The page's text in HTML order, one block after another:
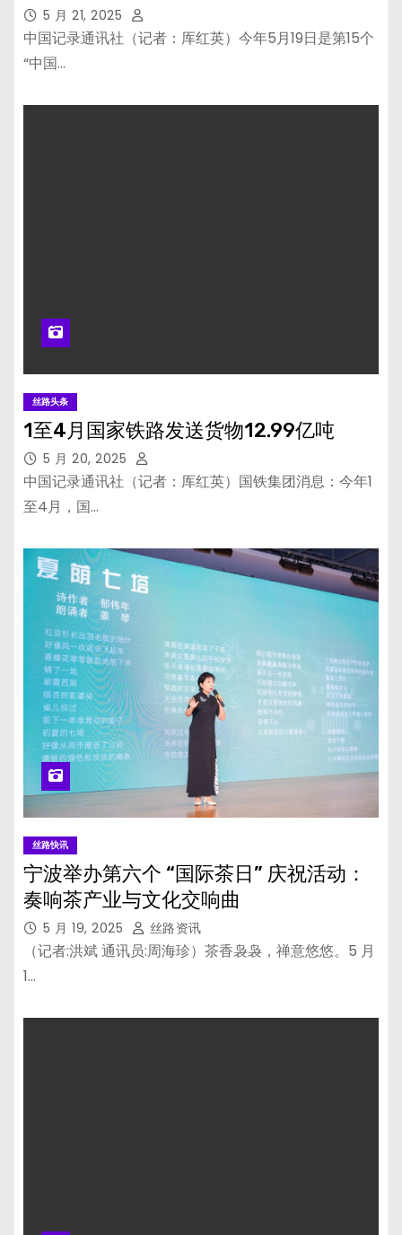
5 月 21, 2025
中国记录通讯社（记者：厍红英）今年5月19日是第15个
“中国…
丝路头条
1至4月国家铁路发送货物12.99亿吨
5 月 20, 2025
中国记录通讯社（记者：厍红英）国铁集团消息：今年1
至4月，国…
丝路快讯
宁波举办第六个 “国际茶日” 庆祝活动：
奏响茶产业与文化交响曲
5 月 19, 2025 丝路资讯
（记者:洪斌 通讯员:周海珍）茶香袅袅，禅意悠悠。5 月
1…